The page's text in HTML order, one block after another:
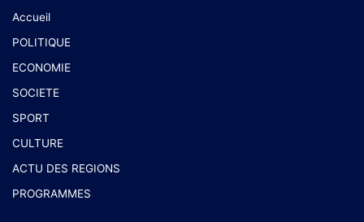
Accueil
POLITIQUE
ECONOMIE
SOCIETE
SPORT
CULTURE
ACTU DES REGIONS
PROGRAMMES